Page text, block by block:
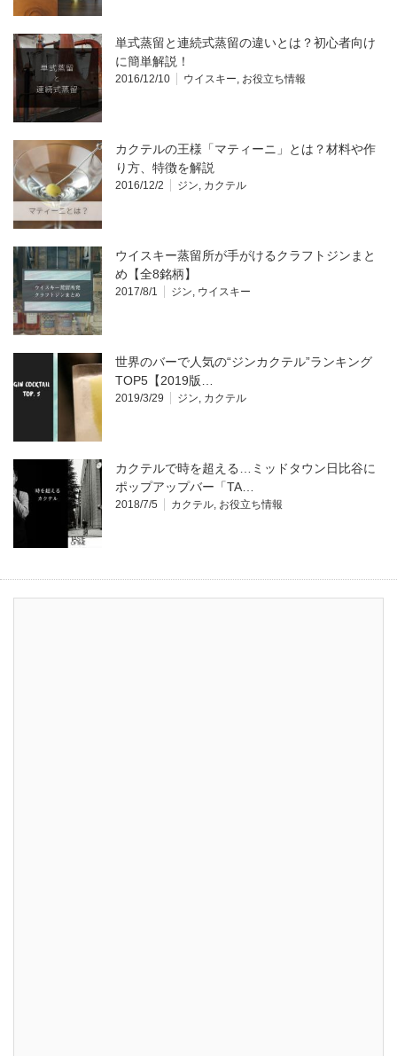
単式蒸留と連続式蒸留の違いとは？初心者向け
に簡単解説！
2016/12/10 ウイスキー, お役立ち情報
カクテルの王様「マティーニ」とは？材料や作
り方、特徴を解説
2016/12/2 ジン, カクテル
ウイスキー蒸留所が手がけるクラフトジンまと
め【全8銘柄】
2017/8/1 ジン, ウイスキー
世界のバーで人気の“ジンカクテル”ランキング
TOP5【2019版…
2019/3/29 ジン, カクテル
カクテルで時を超える…ミッドタウン日比谷に
ポップアップバー「TA…
2018/7/5 カクテル, お役立ち情報